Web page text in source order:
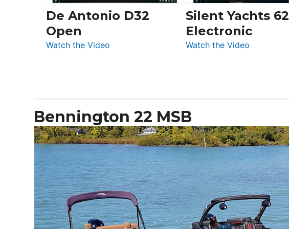
Boot
Düsseldorf
De Antonio D32
Open
Watch the Video
Silent Yachts 62
Electronic
Watch the Video:
Bennington 22 MSB